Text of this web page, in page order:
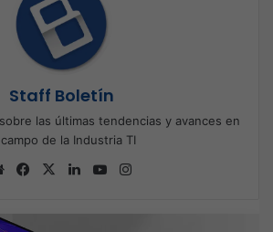
Staff Boletín
las últimas tendencias y avances en
de la Industria TI
Sitio
Facebook
X LinkedInYouTube